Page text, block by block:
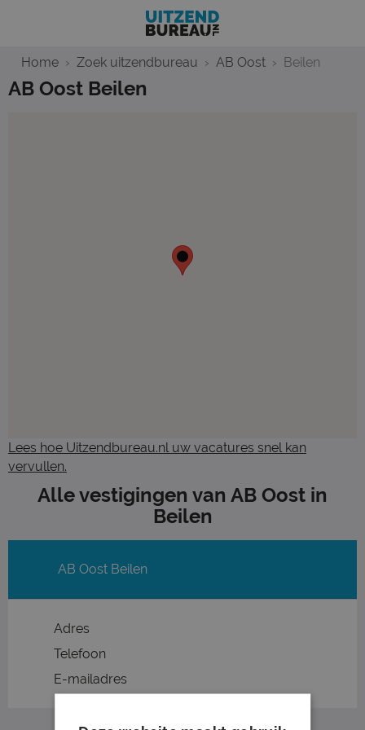
Home Zoek uitzendbureau AB Oost Beilen
AB Oost Beilen

Lees hoe Uitzendbureau.nl uw vacatures snel kan
vervullen.
Alle vestigingen van AB Oost in
Beilen
AB Oost Beilen
Adres
Telefoon
E-mailadres